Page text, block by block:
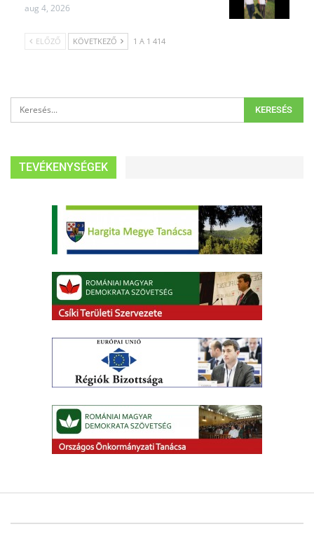
aug 4, 2026
ELŐZŐ KÖVETKEZŐ 1 A 1 414
TEVÉKENYSÉGEK